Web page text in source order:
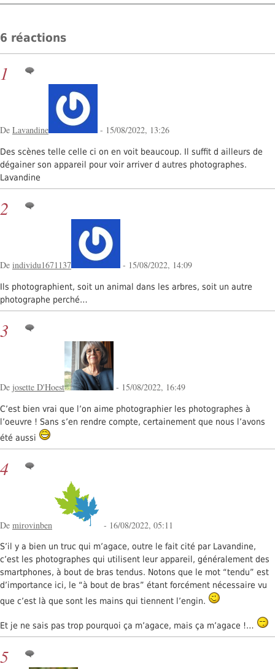
6 réactions
1
De Lavandine - 15/08/2022, 13:26
Des scènes telle celle ci on en voit beaucoup. Il suffit d ailleurs de
dégainer son appareil pour voir arriver d autres photographes.
Lavandine
2
De individu1671137 - 15/08/2022, 14:09
Ils photographient, soit un animal dans les arbres, soit un autre
photographe perché…
3
De josette D'Hoest - 15/08/2022, 16:49
C’est bien vrai que l’on aime photographier les photographes à
l’oeuvre ! Sans s’en rendre compte, certainement que nous l’avons
été aussi
4
De mirovinben - 16/08/2022, 05:11
S’il y a bien un truc qui m’agace, outre le fait cité par Lavandine,
c’est les photographes qui utilisent leur appareil, généralement des
smartphones, à bout de bras tendus. Notons que le mot “tendu” est
d’importance ici, le “à bout de bras” étant forcément nécessaire vu
que c’est là que sont les mains qui tiennent l’engin.
Et je ne sais pas trop pourquoi ça m’agace, mais ça m’agace !…
5